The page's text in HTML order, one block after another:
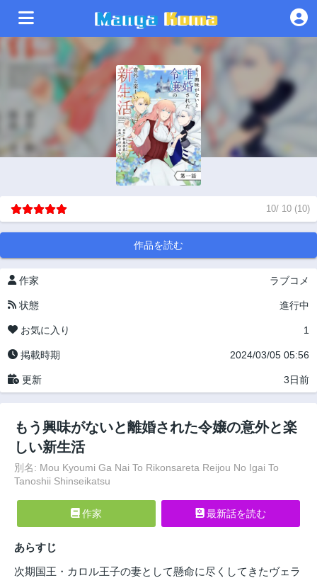
10/ 10 (10)
作品を読む
作家 ラブコメ
状態 進行中
お気に入り 1
掲載時期 2024/03/05 05:56
更新 3日前
もう興味がないと離婚された令嬢の意外と楽
しい新生活
別名: Mou Kyoumi Ga Nai To Rikonsareta Reijou No Igai To
Tanoshii Shinseikatsu
作家 最新話を読む
あらすじ
次期国王・カロル王子の妻として懸命に尽くしてきたヴェラ